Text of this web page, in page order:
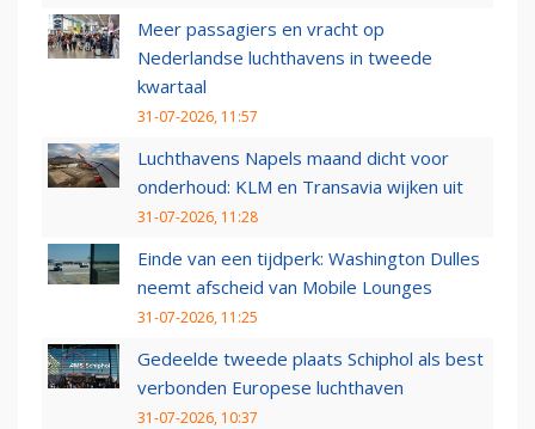
Meer passagiers en vracht op
Nederlandse luchthavens in tweede
kwartaal
31-07-2026, 11:57
Luchthavens Napels maand dicht voor
onderhoud: KLM en Transavia wijken uit
31-07-2026, 11:28
Einde van een tijdperk: Washington Dulles
neemt afscheid van Mobile Lounges
31-07-2026, 11:25
Gedeelde tweede plaats Schiphol als best
verbonden Europese luchthaven
31-07-2026, 10:37